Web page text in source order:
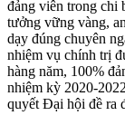
đảng viên trong chi
tưởng vững vàng,
dạy đúng chuyên
nhiệm vụ chính trị
hàng năm, 100%
nhiệm kỳ 2020-
quyết Đại hội đề ra